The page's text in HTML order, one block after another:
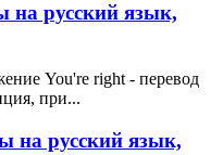
на русский язык,
You're right - перевод
при...
на русский язык,